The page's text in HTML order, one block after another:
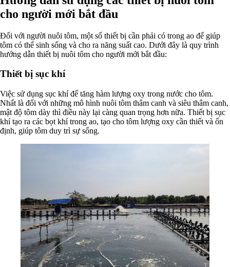
cho người mới bắt đầu
Đối với người nuôi tôm, một số thiết bị cần phải có trong ao để giúp
tôm có thể sinh sống và cho ra năng suất cao. Dưới đây là quy trình
hướng dẫn thiết bị nuôi tôm cho người mới bắt đầu:
Thiết bị sục khí
Việc sử dụng sục khí để tăng hàm lượng oxy trong nước cho tôm.
Nhất là đối với những mô hình nuôi tôm thâm canh và siêu thâm canh,
mật độ tôm dày thì điều này lại càng quan trọng hơn nữa. Thiết bị sục
khí tạo ra các bọt khí trong ao, tạo cho tôm lượng oxy cần thiết và ổn
định, giúp tôm duy trì sự sống.